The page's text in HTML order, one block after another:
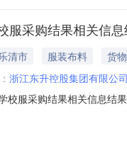
服采购结果相关信
清市 服装布料
货物
浙江东升控股集团有限公
校服采购结果相关信息结
清市教育技术中心进行